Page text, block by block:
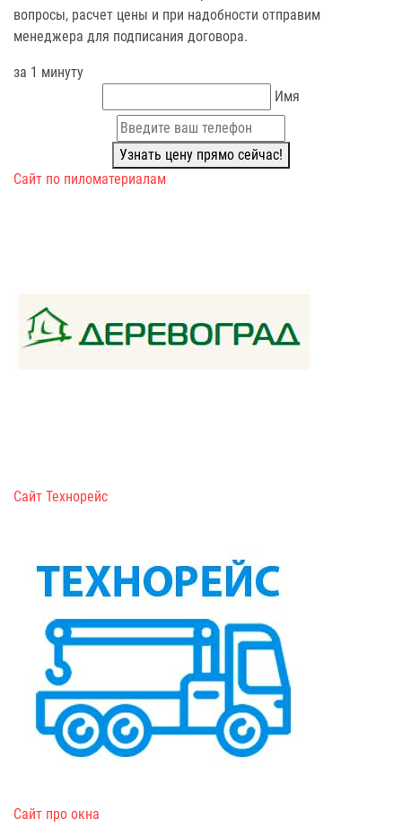
вопросы, расчет цены и при надобности отправим
менеджера для подписания договора.
за 1 минуту
Имя
Узнать цену прямо сейчас!
Сайт по пиломатериалам
Сайт Технорейс
Сайт про окна